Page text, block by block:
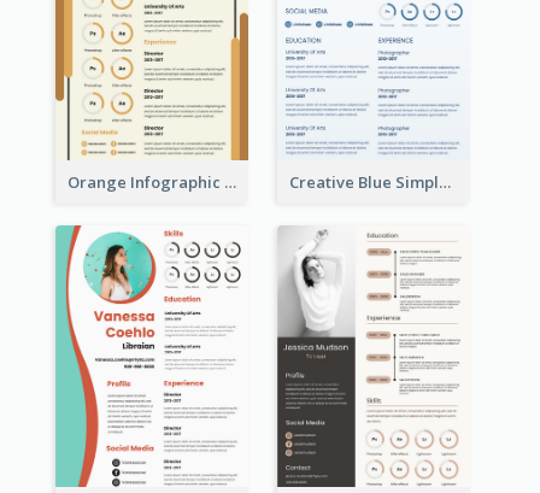
Orange Infographic Market Analyst Resume Creative Blue Simple Resume